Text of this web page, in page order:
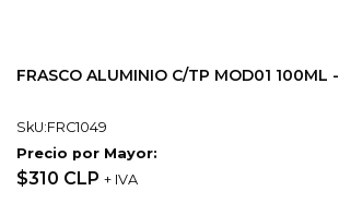
FRASCO ALUMINIO C/TP MOD01 100ML -
SkU:FRC1049
Precio por Mayor:
$310 CLP + IVA